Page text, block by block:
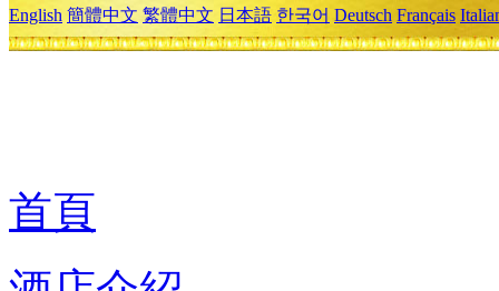
English 簡體中文 繁體中文 日本語 한국어 Deutsch Français
首頁